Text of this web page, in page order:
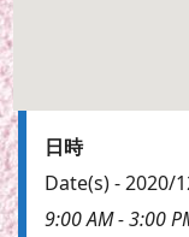
日時
Date(s) - 2020/
9:00 AM - 3:00